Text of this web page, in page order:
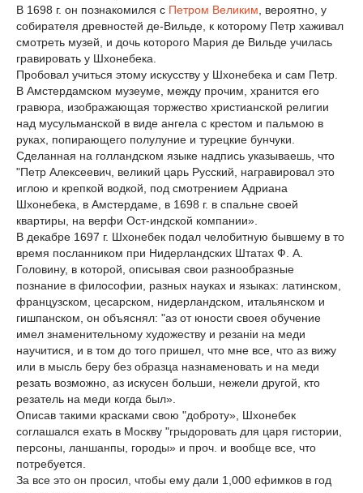
В 1698 г. он познакомился с Петром Великим , вероятно, у
собирателя древностей де-Вильде, к которому Петр хаживал
смотреть музей, и дочь которого Мария де Вильде училась
гравировать у Шхонебека.
Пробовал учиться этому искусству у Шхонебека и сам Петр.
В Амстердамском музеуме, между прочим, хранится его
гравюра, изображающая торжество христианской религии
над мусульманской в виде ангела с крестом и пальмою в
руках, попирающего полулуние и турецкие бунчуки.
Сделанная на голландском языке надпись указываешь, что
"Петр Алексеевич, великий царь Русский, награвировал это
иглою и крепкой водкой, под смотрением Адриана
Шхонебека, в Амстердаме, в 1698 г. в спальне своей
квартиры, на верфи Ост-индской компании».
В декабре 1697 г. Шхонебек подал челобитную бывшему в то
время посланником при Нидерландских Штатах Ф. А.
Головину, в которой, описывая свои разнообразные
познание в философии, разных науках и языках: латинском,
французском, цесарском, нидерландском, итальянском и
гишпанском, он объяснял: "аз от юности своея обучение
имел знаменительному художеству и резанiи на меди
научитися, и в том до того пришел, что мне все, что аз вижу
или в мысль беру без образца назнаменовать и на меди
резать возможно, аз искусен больши, нежели другой, кто
резатель на меди когда был».
Описав такими красками свою "доброту», Шхонебек
соглашался ехать в Москву "грыдоровать для царя гистории,
персоны, ланшанпы, городы» и проч. и вообще все, что
потребуется.
За все это он просил, чтобы ему дали 1,000 ефимков в год